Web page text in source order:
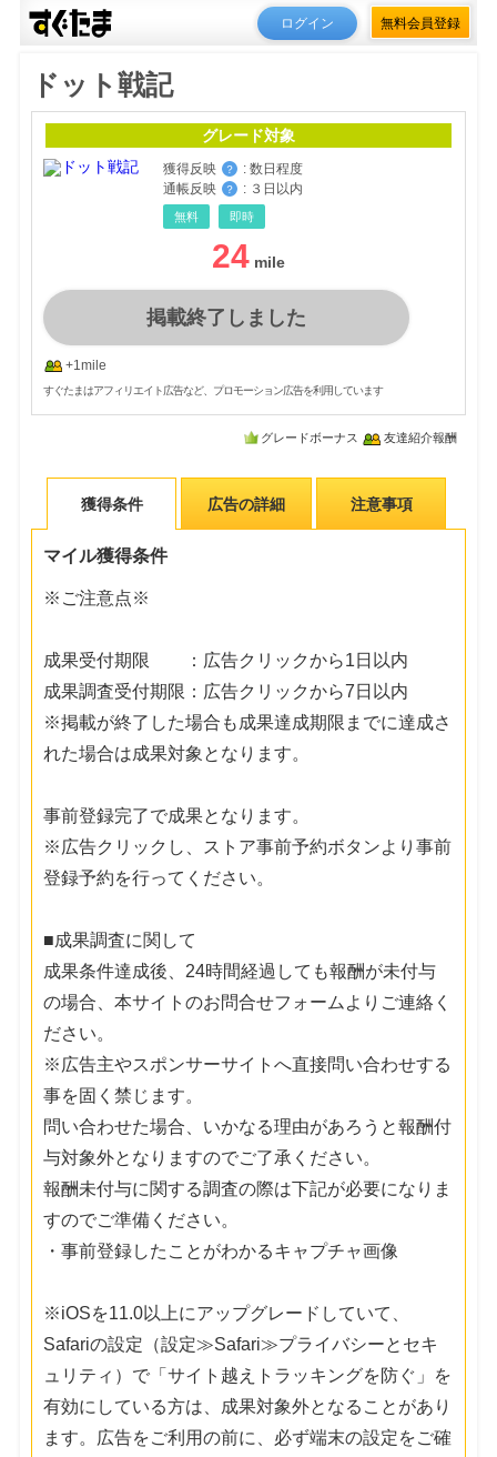
ログイン 無料会員登録
ドット戦記
グレード対象
獲得反映 ？ : 数日程度
通帳反映
？ : ３日以内
無料 即時
24
掲載終了しました
+1mile
すぐたまはアフィリエイト広告など、プロモーション広告を利用しています
グレードボーナス 友達紹介報酬
獲得条件 広告の詳細 注意事項
マイル獲得条件
※ご注意点※
成果受付期限 ：広告クリックから1日以内
成果調査受付期限：広告クリックから7日以内
※掲載が終了した場合も成果達成期限までに達成さ
れた場合は成果対象となります。
事前登録完了で成果となります。
※広告クリックし、ストア事前予約ボタンより事前
登録予約を行ってください。
■成果調査に関して
成果条件達成後、24時間経過しても報酬が未付与
の場合、本サイトのお問合せフォームよりご連絡く
ださい。
※広告主やスポンサーサイトへ直接問い合わせする
事を固く禁じます。
問い合わせた場合、いかなる理由があろうと報酬付
与対象外となりますのでご了承ください。
報酬未付与に関する調査の際は下記が必要になりま
すのでご準備ください。
・事前登録したことがわかるキャプチャ画像
※iOSを11.0以上にアップグレードしていて、
Safariの設定（設定≫Safari≫プライバシーとセキ
ュリティ）で「サイト越えトラッキングを防ぐ」を
有効にしている方は、成果対象外となることがあり
ます。広告をご利用の前に、必ず端末の設定をご確